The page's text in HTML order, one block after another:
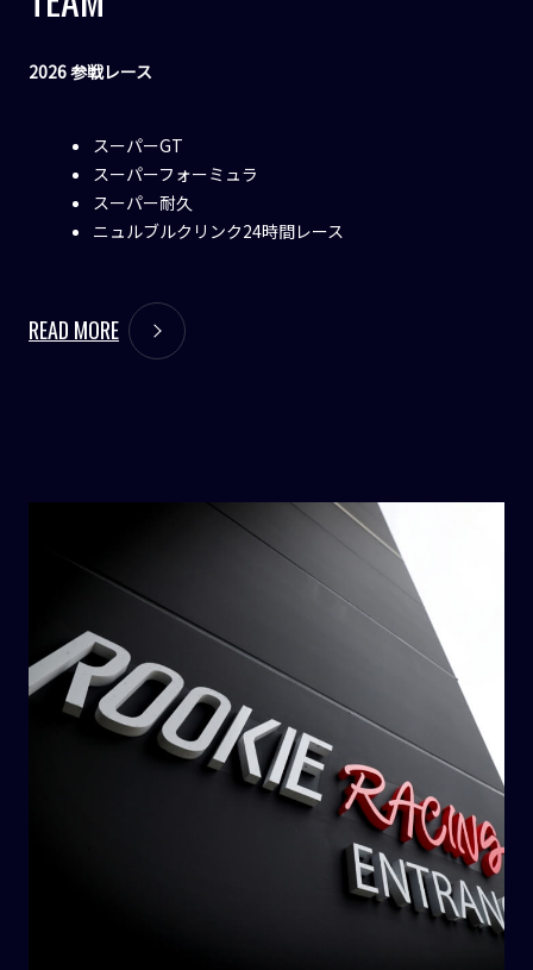
2026 参戦レース
スーパーGT
スーパーフォーミュラ
スーパー耐久
ニュルブルクリンク24時間レース
READ MORE